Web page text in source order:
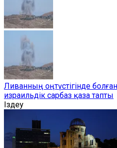
Ливанның оңтүстігінде
израильдік сарбаз қаза тапты
Іздеу